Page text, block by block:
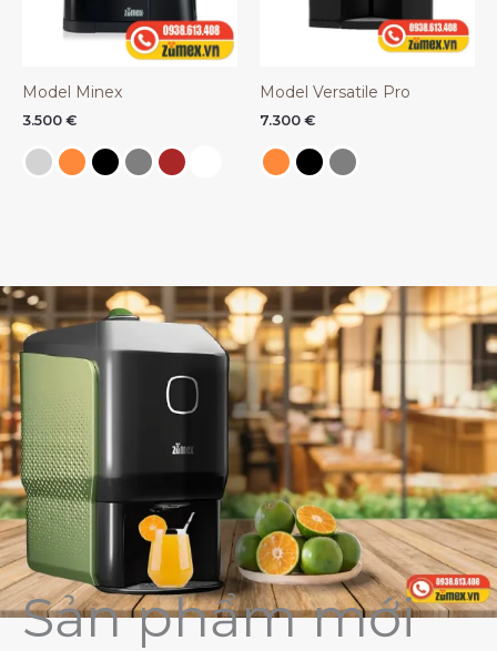
Model Minex
3.500 €
Model Versatile Pro
7.300 €
Sản phẩm mới